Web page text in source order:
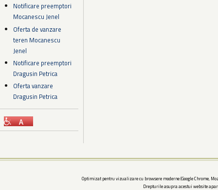
Notificare preemptori
Mocanescu Jenel
Oferta de vanzare
teren Mocanescu
Jenel
Notificare preemptori
Dragusin Petrica
Oferta vanzare
Dragusin Petrica
Optimizat pentru vizualizare cu browsere moderne (Google Chrome,
Drepturile asupra acestui website